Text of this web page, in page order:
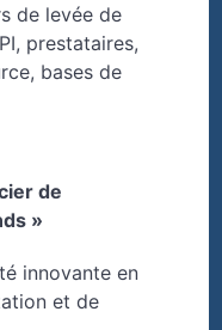
de levée de
prestataires,
bases de
de
»
innovante en
et de